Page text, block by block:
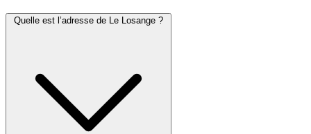
Quelle est l’adresse de Le Losange ?